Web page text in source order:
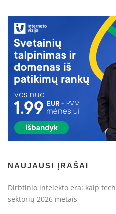
NAUJAUSI ĮRAŠAI
Dirbtinio intelekto era: kaip
sektorių 2026 metais